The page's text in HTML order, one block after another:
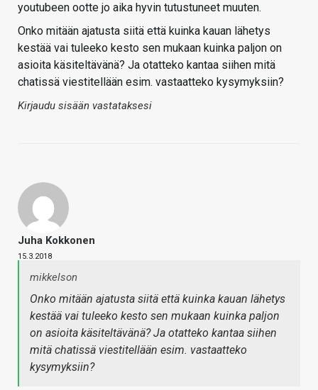
youtubeen ootte jo aika hyvin tutustuneet muuten.
Onko mitään ajatusta siitä että kuinka kauan lähetys
kestää vai tuleeko kesto sen mukaan kuinka paljon on
asioita käsiteltävänä? Ja otatteko kantaa siihen mitä
chatissä viestitellään esim. vastaatteko kysymyksiin?
Kirjaudu sisään vastataksesi
Juha Kokkonen
15.3.2018
mikkelson
Onko mitään ajatusta siitä että kuinka kauan lähetys
kestää vai tuleeko kesto sen mukaan kuinka paljon
on asioita käsiteltävänä? Ja otatteko kantaa siihen
mitä chatissä viestitellään esim. vastaatteko
kysymyksiin?